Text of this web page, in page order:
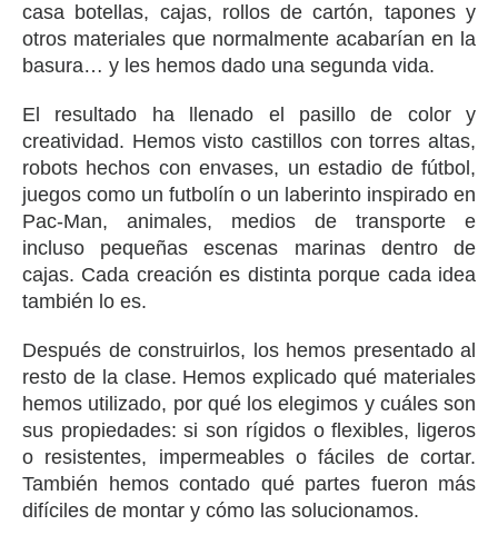
casa botellas, cajas, rollos de cartón, tapones y
otros materiales que normalmente acabarían en la
basura… y les hemos dado una segunda vida.
El resultado ha llenado el pasillo de color y
creatividad. Hemos visto castillos con torres altas,
robots hechos con envases, un estadio de fútbol,
juegos como un futbolín o un laberinto inspirado en
Pac-Man, animales, medios de transporte e
incluso pequeñas escenas marinas dentro de
cajas. Cada creación es distinta porque cada idea
también lo es.
Después de construirlos, los hemos presentado al
resto de la clase. Hemos explicado qué materiales
hemos utilizado, por qué los elegimos y cuáles son
sus propiedades: si son rígidos o flexibles, ligeros
o resistentes, impermeables o fáciles de cortar.
También hemos contado qué partes fueron más
difíciles de montar y cómo las solucionamos.